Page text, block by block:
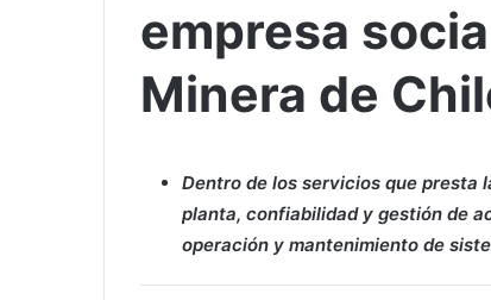
empresa
Minera de
Dentro de los servicios que presta
planta, confiabilidad y gestión de
operación y mantenimiento de